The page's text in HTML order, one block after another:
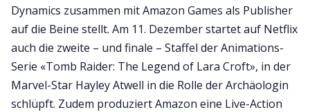
Dynamics zusammen mit Amazon Games als Publisher
auf die Beine stellt. Am 11. Dezember startet auf Netflix
auch die zweite – und finale – Staffel der Animations-
Serie «Tomb Raider: The Legend of Lara Croft», in der
Marvel-Star Hayley Atwell in die Rolle der Archäologin
schlüpft. Zudem produziert Amazon eine Live-Action